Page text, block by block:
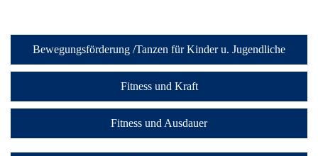
Bewegungsförderung /Tanzen für Kinder u. Jugendliche
Fitness und Kraft
Fitness und Ausdauer